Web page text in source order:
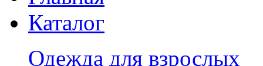
Каталог
Одежда для взрослых